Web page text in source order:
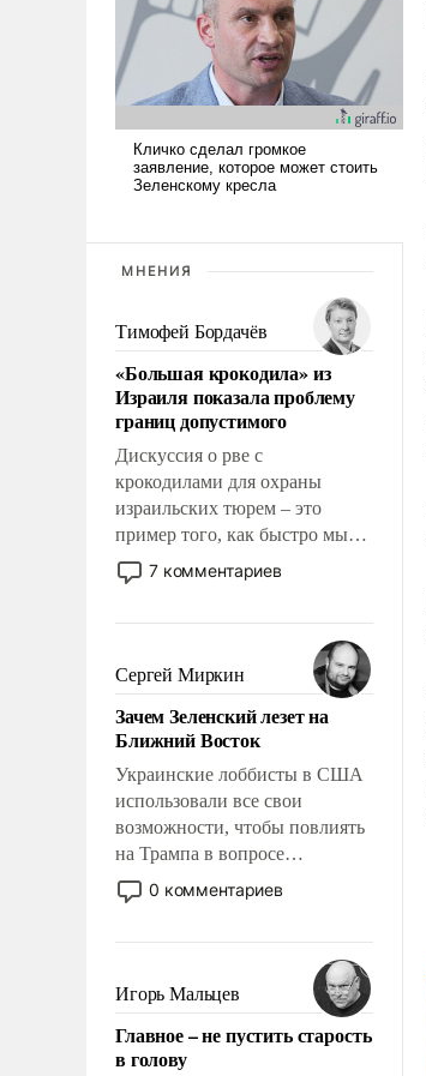
МНЕНИЯ
Тимофей Бордачёв
«Большая крокодила» из
Израиля показала проблему
границ допустимого
Дискуссия о рве с
крокодилами для охраны
израильских тюрем – это
пример того, как быстро мы
двигаемся по пути
революционных изменений.
псевдонаучной фантастики,
стало всерьез обсуждаемой
идеей.
7 комментариев
Сергей Миркин
Зачем Зеленский лезет на
Ближний Восток
Украинские лоббисты в США
использовали все свои
возможности, чтобы повлиять
на Трампа в вопросе
предоставления вооружений
своим нанимателям. Вероятно,
консультирует Киев, пришла в
голову мысль: хорошо бы
продемонстрировать, что
Украина вступила в
вооруженное противостояние
0 комментариев
Игорь Мальцев
Главное – не пустить старость
в голову